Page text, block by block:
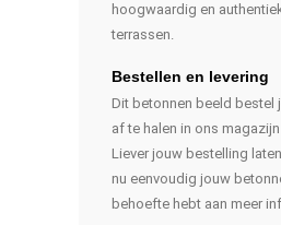
hoogwaardig en
terrassen.
Bestellen en levering
Dit betonnen beeld bestel
af te halen in ons
Liever jouw bestelling
nu eenvoudig jouw
behoefte hebt aan meer